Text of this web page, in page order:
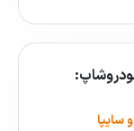
سایپا